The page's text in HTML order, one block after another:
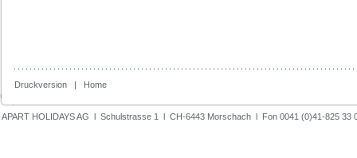
Druckversion | Home
APART HOLIDAYS AG l Schulstrasse 1 l CH-6443 Morschach l Fon 0041 (0)41-825